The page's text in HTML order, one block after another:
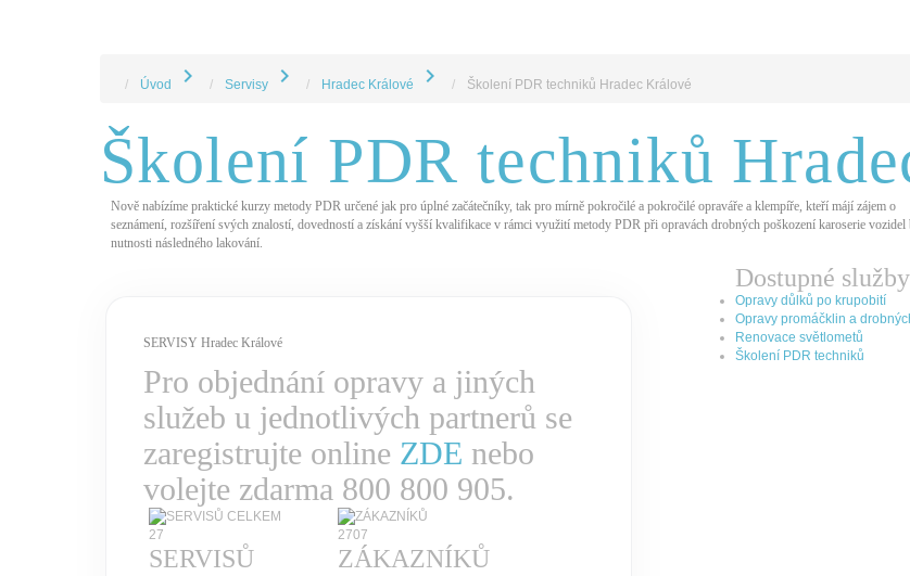
Úvod chevron_right Servisy chevron_right Hradec Králové chevron_right Školení PDR techniků Hradec Králové
Školení PDR techniků
Nově nabízíme praktické kurzy metody PDR určené jak pro úplné začátečníky, tak pro mírně pokročilé a pokročilé opraváře a klempíře, kteří májí zájem o
seznámení, rozšíření svých znalostí, dovedností a získání vyšší kvalifikace v rámci využití metody PDR při opravách drobných poškození karoserie vozidel
nutnosti následného lakování.
SERVISY Hradec Králové
Pro objednání opravy a jiných
služeb u jednotlivých partnerů se
zaregistrujte online ZDE nebo
volejte zdarma 800 800 905.
27
SERVISŮ
2707
ZÁKAZNÍKŮ
Dostupné služby
Opravy důlků po krupobití
Opravy promáčklin a
Renovace světlometů
Školení PDR techniků